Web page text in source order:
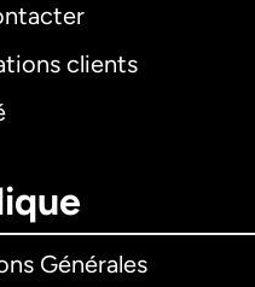
clients
Générales